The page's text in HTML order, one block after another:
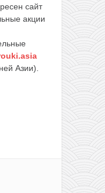
сайт
акции
Азии).